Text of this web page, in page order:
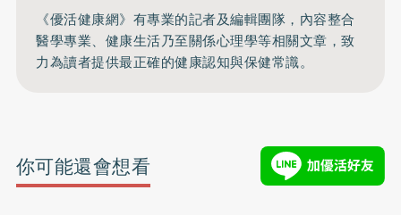
《優活健康網》有專業的記者及編輯團隊，內容整合
醫學專業、健康生活乃至關係心理學等相關文章，致
力為讀者提供最正確的健康認知與保健常識。
你可能還會想看